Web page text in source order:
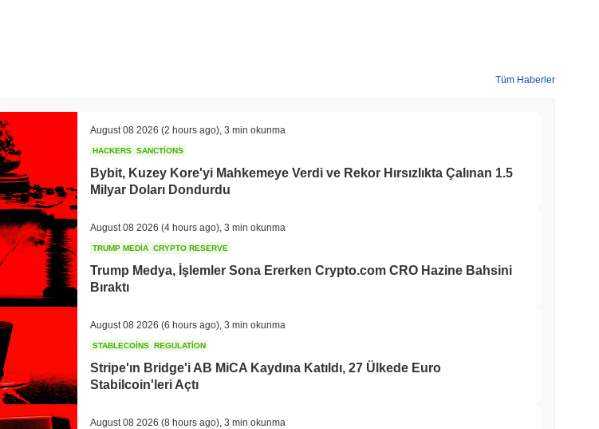
Tüm Haberler
August 08 2026 (2 hours ago) 3 min okunma
HACKERS SANCTIONS
Bybit, Kuzey Kore'yi Mahkemeye Verdi ve Rekor Hırsızlıkta Çalınan 1.5
Milyar Doları Dondurdu
August 08 2026 (4 hours ago) 3 min okunma
TRUMP MEDIA CRYPTO RESERVE
Trump Medya, İşlemler Sona Ererken Crypto.com CRO Hazine Bahsini
Bıraktı
August 08 2026 (6 hours ago) 3 min okunma
STABLECOINS REGULATION
Stripe'ın Bridge'i AB MiCA Kaydına Katıldı, 27 Ülkede Euro
Stabilcoin'leri Açtı
August 08 2026 (8 hours ago) 3 min okunma